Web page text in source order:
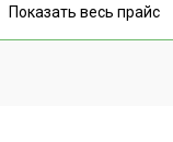
Показать весь прайс